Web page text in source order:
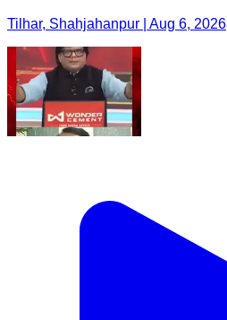
Tilhar, Shahjahanpur | Aug 6, 2026